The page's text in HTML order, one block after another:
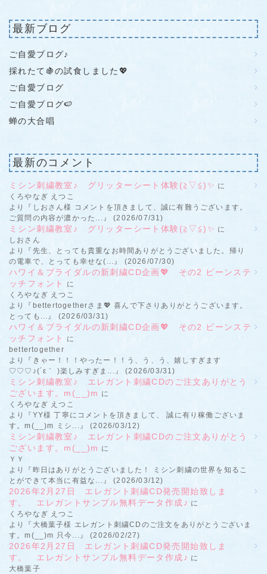
最新ブログ
ご自愛ブログ♪
採れたて🍇の試食しました💖
ご自愛ブログ
ご自愛ブログ🍉
蝉の大合唱
最新のコメント
ミシン刺繍教室♪ グリッターシート体験(≧▽≦)✨ に
くろやなぎ えつこ
より『しおさん様 コメントを頂きまして、誠に有難うございます。
ご質問の内容が濃かった...』 (2026/07/31)
ミシン刺繍教室♪ グリッターシート体験(≧▽≦)✨ に
しおさん
より『先生、とっても貴重なお時間ありがとうございました。帰り
の電車で、とっても幸せな(...』 (2026/07/30)
ハワイ＆ブライダルの新刺繍CD企画💖 その2 ビーンステ
ッチフォント
に
くろやなぎ えつこ
より『bettertogetherさま💖 喜んで下さりありがとうございます。
とっても...』 (2026/03/31)
ハワイ＆ブライダルの新刺繍CD企画💖 その2 ビーンステ
ッチフォント
に
bettertogether
より『きゃー！！！やったー！！う、う、う、嬉しすぎます
♡♡♡♪(´ε｀ )楽しみすぎま...』 (2026/03/31)
ミシン刺繍教室♪ エレガント刺繍CDのご注文ありがとう
ございます。m(__)m に
くろやなぎ えつこ
より『YY様 丁寧にコメントを頂きまして、 誠に有り稼働ございま
す。m(__)m ミシ...』 (2026/03/12)
ミシン刺繍教室♪ エレガント刺繍CDのご注文ありがとう
ございます。m(__)m に
ＹＹ
より『昨日はありがとうございました！ ミシン刺繍の世界を知るこ
とができて本当に有益な...』 (2026/03/12)
2026年2月27日 エレガント刺繍CD発売開始致しま
す。 エレガントサンプル無料データ作成♪ に
くろやなぎ えつこ
より『大橋葉子様 エレガント刺繍CDのご注文をありがとうございま
す。m(__)m 只今...』 (2026/02/27)
2026年2月27日 エレガント刺繍CD発売開始致しま
す。 エレガントサンプル無料データ作成♪ に
大橋葉子